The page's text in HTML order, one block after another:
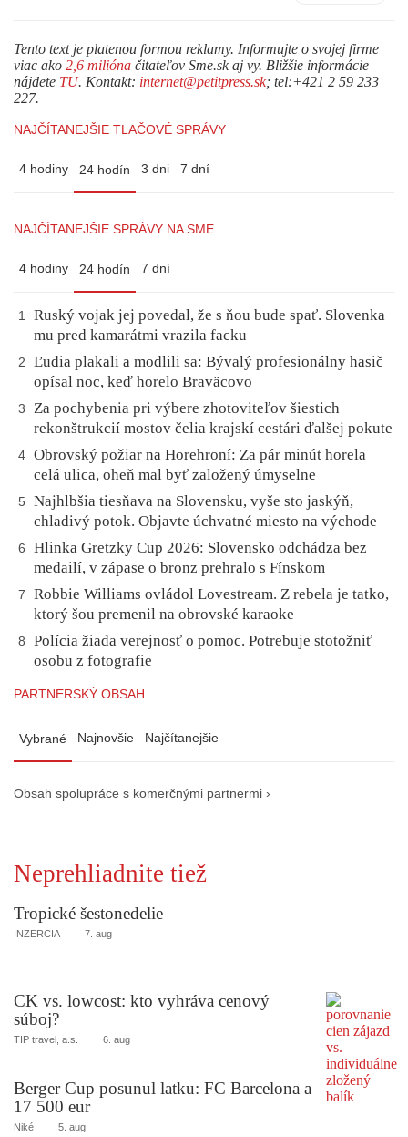
Tento text je platenou formou reklamy. Informujte o svojej firme
viac ako 2,6 milióna čitateľov Sme.sk aj vy. Bližšie informácie
nájdete TU. Kontakt: internet@petitpress.sk; tel:+421 2 59 233
227.
NAJČÍTANEJŠIE TLAČOVÉ SPRÁVY
4 hodiny 24 hodín 3 dni 7 dní
NAJČÍTANEJŠIE SPRÁVY NA SME
4 hodiny 24 hodín 7 dní
1
Ruský vojak jej povedal, že s ňou bude spať. Slovenka
mu pred kamarátmi vrazila facku
2
Ľudia plakali a modlili sa: Bývalý profesionálny hasič
opísal noc, keď horelo Braväcovo
3
Za pochybenia pri výbere zhotoviteľov šiestich
rekonštrukcií mostov čelia krajskí cestári ďalšej pokute
4 Obrovský požiar na Horehroní: Za pár minút horela
celá ulica, oheň mal byť založený úmyselne
5
Najhlbšia tiesňava na Slovensku, vyše sto jaskýň,
chladivý potok. Objavte úchvatné miesto na východe
6
Hlinka Gretzky Cup 2026: Slovensko odchádza bez
medailí, v zápase o bronz prehralo s Fínskom
7
Robbie Williams ovládol Lovestream. Z rebela je tatko,
ktorý šou premenil na obrovské karaoke
8
Polícia žiada verejnosť o pomoc. Potrebuje stotožniť
osobu z fotografie
PARTNERSKÝ OBSAH
Vybrané Najnovšie Najčítanejšie
Obsah spolupráce s komerčnými partnermi ›
Neprehliadnite tiež
Tropické šestonedelie
INZERCIA 7. aug
CK vs. lowcost: kto vyhráva cenový
súboj?
TIP travel, a.s. 6. aug
Berger Cup posunul latku: FC Barcelona a
17 500 eur
Niké 5. aug